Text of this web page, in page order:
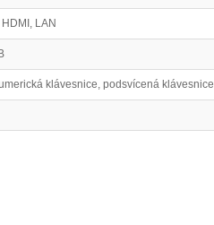
LAN
klávesnice, podsvícená klávesnice